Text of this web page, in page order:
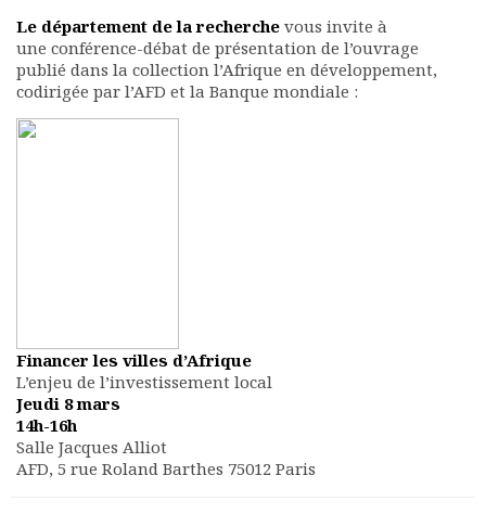
Le bureau
Statuts de l’association
Vie de l’association
Calendrier des activités
Bulletins Villes en
développement
Kiosk
Ressources
Nos actions
Podcast-AdP
Le département de la recherche vous invite à
une conférence-débat de présentation de l’ouvrage
publié dans la collection l’Afrique en développement,
codirigée par l’AFD et la Banque mondiale :
Financer les villes d’Afrique
L’enjeu de l’investissement local
Jeudi 8 mars
14h-16h
Salle Jacques Alliot
AFD, 5 rue Roland Barthes 75012 Paris